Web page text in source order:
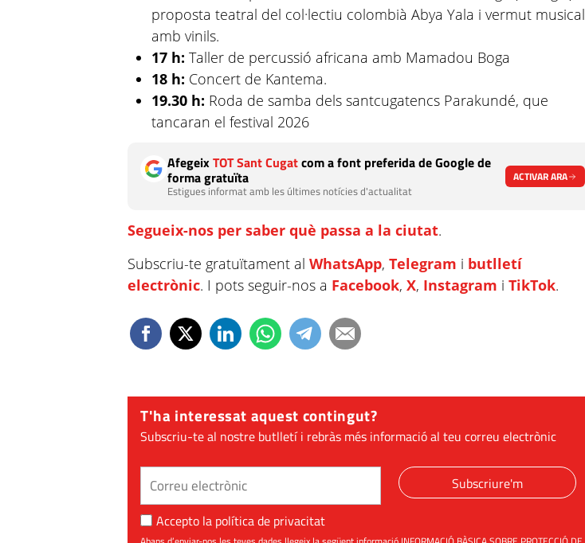
proposta teatral del col·lectiu colombià Abya Yala i vermut musical
amb vinils.
17 h: Taller de percussió africana amb Mamadou Boga
18 h: Concert de Kantema.
19.30 h: Roda de samba dels santcugatencs Parakundé, que
tancaran el festival 2026
AfegeixTOT Sant Cugatcom a font preferida de Google de
forma gratuïta
Estigues informat amb les últimes notícies d'actualitat
ACTIVAR ARA
Segueix-nos per saber què passa a la ciutat.
Subscriu-te gratuïtament alWhatsApp,Telegram i butlletí
electrònic. I pots seguir-nos a Facebook,X, Instagram iTikTok.
T'ha interessat aquest contingut?
Subscriu-te al nostre butlletí i rebràs més informació al teu correu electrònic
Subscriure'm
Accepto la política de privacitat